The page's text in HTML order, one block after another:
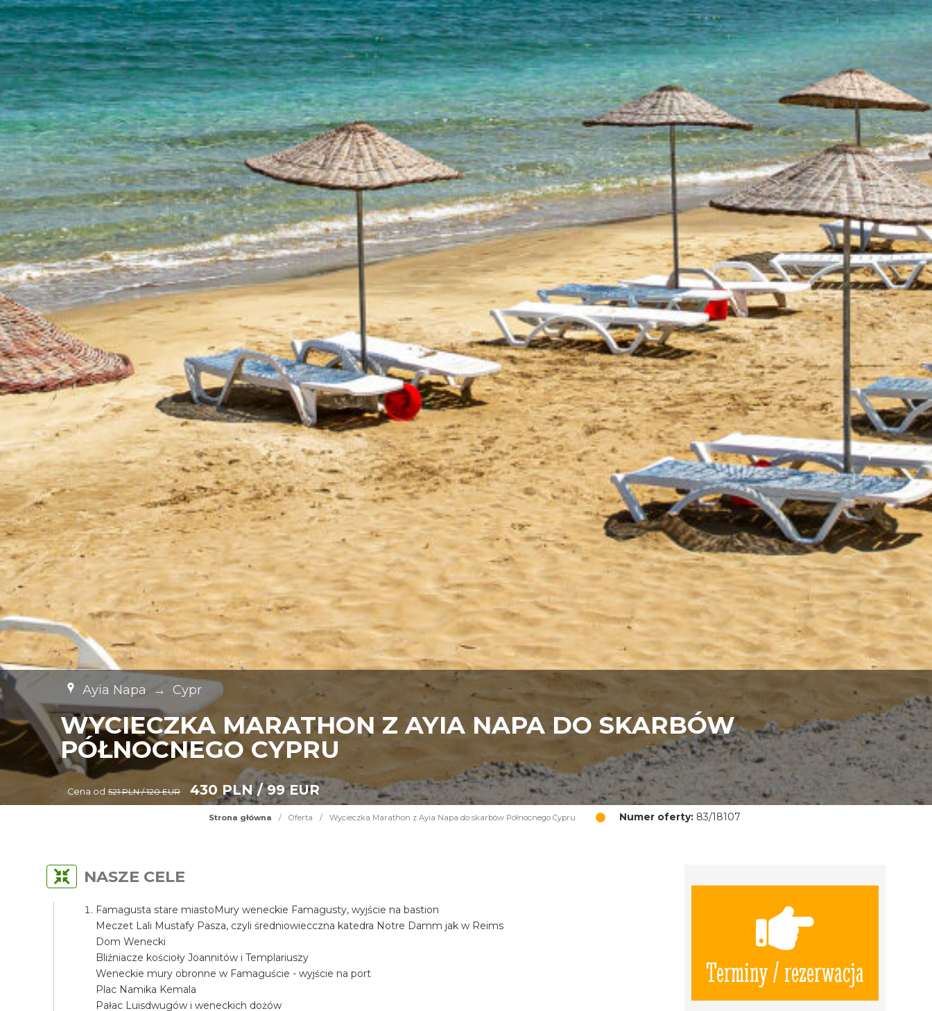
Ayia Napa → Cypr
WYCIECZKA MARATHON Z AYIA NAPA DO SKARBÓW
PÓŁNOCNEGO CYPRU
Cena od 521 PLN / 120 EUR 430 PLN / 99 EUR
Strona główna / Oferta / Wycieczka Marathon z Ayia Napa do skarbów Północnego Cypru Numer oferty: 83/18107
Terminy / rezerwacja
NASZE CELE
Famagusta stare miastoMury weneckie Famagusty, wyjście na bastion
Meczet Lali Mustafy Pasza, czyli średniowiecczna katedra Notre Damm jak w Reims
Dom Wenecki
Bliźniacze kościoły Joannitów i Templariuszy
Weneckie mury obronne w Famaguście - wyjście na port
Plac Namika Kemala
Pałac Luisdwugów i weneckich dożów